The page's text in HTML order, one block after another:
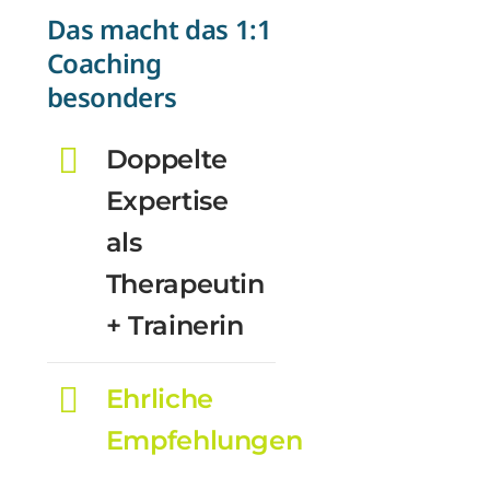
Das macht das 1:1
Coaching
besonders
Doppelte
Expertise
als
Therapeutin
+ Trainerin
Ehrliche
Empfehlungen